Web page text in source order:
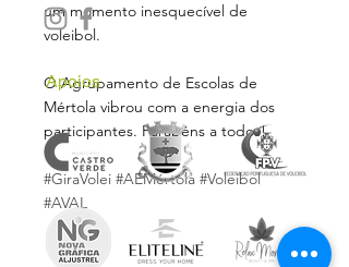
um momento inesquecível de
voleibol.
O Agrupamento de Escolas de
Mértola vibrou com a energia dos
participantes. Parabéns a todos!
#GiraVolei #AEMértola #Voleibol
#AVAL
Apoios